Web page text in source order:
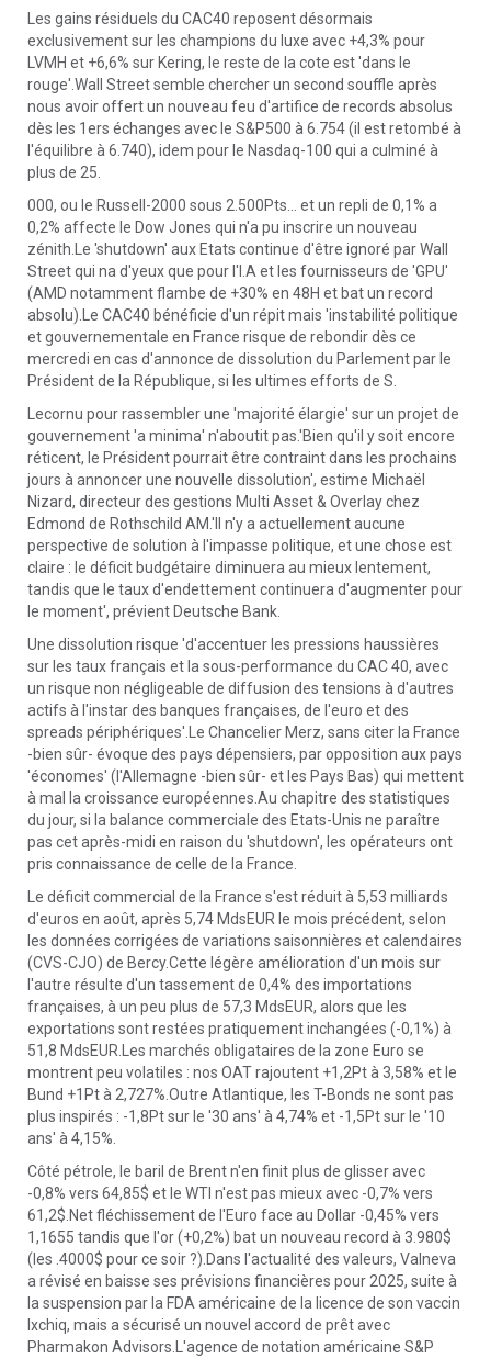
Les gains résiduels du CAC40 reposent désormais
exclusivement sur les champions du luxe avec +4,3% pour
LVMH et +6,6% sur Kering, le reste de la cote est 'dans le
rouge'.Wall Street semble chercher un second souffle après
nous avoir offert un nouveau feu d'artifice de records absolus
dès les 1ers échanges avec le S&P500 à 6.754 (il est retombé à
l'équilibre à 6.740), idem pour le Nasdaq-100 qui a culminé à
plus de 25.
000, ou le Russell-2000 sous 2.500Pts... et un repli de 0,1% a
0,2% affecte le Dow Jones qui n'a pu inscrire un nouveau
zénith.Le 'shutdown' aux Etats continue d'être ignoré par Wall
Street qui na d'yeux que pour l'I.A et les fournisseurs de 'GPU'
(AMD notamment flambe de +30% en 48H et bat un record
absolu).Le CAC40 bénéficie d'un répit mais 'instabilité politique
et gouvernementale en France risque de rebondir dès ce
mercredi en cas d'annonce de dissolution du Parlement par le
Président de la République, si les ultimes efforts de S.
Lecornu pour rassembler une 'majorité élargie' sur un projet de
gouvernement 'a minima' n'aboutit pas.'Bien qu'il y soit encore
réticent, le Président pourrait être contraint dans les prochains
jours à annoncer une nouvelle dissolution', estime Michaël
Nizard, directeur des gestions Multi Asset & Overlay chez
Edmond de Rothschild AM.'Il n'y a actuellement aucune
perspective de solution à l'impasse politique, et une chose est
claire : le déficit budgétaire diminuera au mieux lentement,
tandis que le taux d'endettement continuera d'augmenter pour
le moment', prévient Deutsche Bank.
Une dissolution risque 'd'accentuer les pressions haussières
sur les taux français et la sous-performance du CAC 40, avec
un risque non négligeable de diffusion des tensions à d'autres
actifs à l'instar des banques françaises, de l'euro et des
spreads périphériques'.Le Chancelier Merz, sans citer la France
-bien sûr- évoque des pays dépensiers, par opposition aux pays
'économes' (l'Allemagne -bien sûr- et les Pays Bas) qui mettent
à mal la croissance européennes.Au chapitre des statistiques
du jour, si la balance commerciale des Etats-Unis ne paraître
pas cet après-midi en raison du 'shutdown', les opérateurs ont
pris connaissance de celle de la France.
Le déficit commercial de la France s'est réduit à 5,53 milliards
d'euros en août, après 5,74 MdsEUR le mois précédent, selon
les données corrigées de variations saisonnières et calendaires
(CVS-CJO) de Bercy.Cette légère amélioration d'un mois sur
l'autre résulte d'un tassement de 0,4% des importations
françaises, à un peu plus de 57,3 MdsEUR, alors que les
exportations sont restées pratiquement inchangées (-0,1%) à
51,8 MdsEUR.Les marchés obligataires de la zone Euro se
montrent peu volatiles : nos OAT rajoutent +1,2Pt à 3,58% et le
Bund +1Pt à 2,727%.Outre Atlantique, les T-Bonds ne sont pas
plus inspirés : -1,8Pt sur le '30 ans' à 4,74% et -1,5Pt sur le '10
ans' à 4,15%.
Côté pétrole, le baril de Brent n'en finit plus de glisser avec
-0,8% vers 64,85$ et le WTI n'est pas mieux avec -0,7% vers
61,2$.Net fléchissement de l'Euro face au Dollar -0,45% vers
1,1655 tandis que l'or (+0,2%) bat un nouveau record à 3.980$
(les .4000$ pour ce soir ?).Dans l'actualité des valeurs, Valneva
a révisé en baisse ses prévisions financières pour 2025, suite à
la suspension par la FDA américaine de la licence de son vaccin
Ixchiq, mais a sécurisé un nouvel accord de prêt avec
Pharmakon Advisors.L'agence de notation américaine S&P